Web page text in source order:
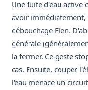
Une fuite d'eau active
avoir immédiatement,
débouchage Elen.
générale
la fermer. Ce geste
cas. Ensuite, couper
l'eau menace un